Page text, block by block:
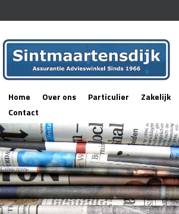
Home Over ons Particulier Zakelijk
Contact